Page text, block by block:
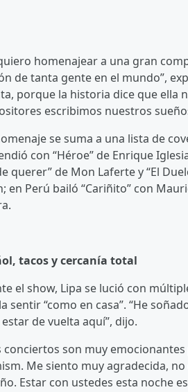
homenajear a una gran
de tanta gente en el mundo”,
porque la historia dice que ella
escribimos nuestros
se suma a una lista de
con “Héroe” de Enrique
querer” de Mon Laferte y “El
en Perú bailó “Cariñito” con
tacos y cercanía total
el show, Lipa se lució con
sentir “como en casa”. “He
de vuelta aquí”, dijo.
conciertos son muy
Me siento muy agradecida,
Estar con ustedes esta noche